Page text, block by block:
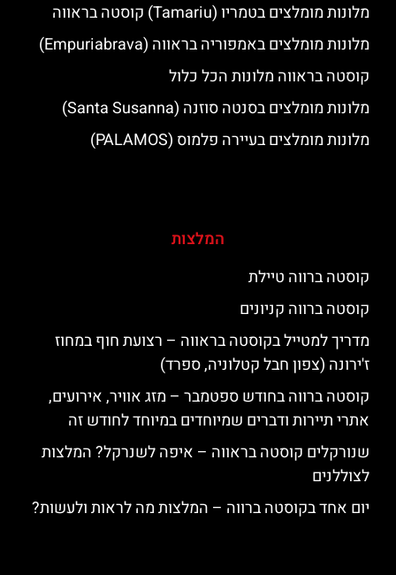
מלונות מומלצים בטמריו (Tamariu) קוסטה בראווה
מלונות מומלצים באמפוריה בראווה (Empuriabrava)
קוסטה בראווה מלונות הכל כלול
מלונות מומלצים בסנטה סוזנה (Santa Susanna)
מלונות מומלצים בעיירה פלמוס (PALAMOS)
המלצות
קוסטה ברווה טיילת
קוסטה ברווה קניונים
מדריך למטייל בקוסטה בראווה – רצועת חוף במחוז
ז'ירונה (צפון חבל קטלוניה, ספרד)
קוסטה ברווה בחודש ספטמבר – מזג אוויר, אירועים,
אתרי תיירות ודברים שמיוחדים במיוחד לחודש זה
שנורקלים קוסטה בראווה – איפה לשנרקל? המלצות
לצוללנים
יום אחד בקוסטה ברווה – המלצות מה לראות ולעשות?